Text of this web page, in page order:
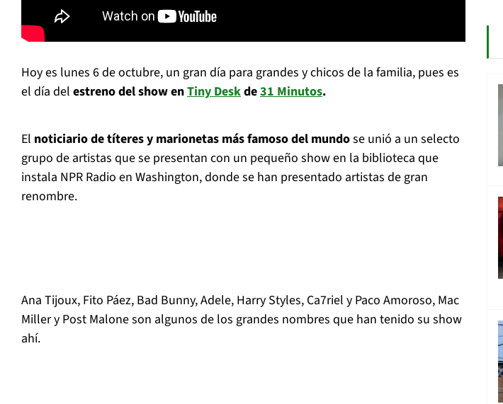
Hoy es lunes 6 de octubre, un gran día para grandes y chicos de la familia, pues es
el día del estreno del show enTiny Deskde31 Minutos.
El noticiario de títeres y marionetas más famoso del mundose unió a un selecto
grupo de artistas que se presentan con un pequeño show en la biblioteca que
instala NPR Radio en Washington, donde se han presentado artistas de gran
renombre.
Ana Tijoux, Fito Páez, Bad Bunny, Adele, Harry Styles, Ca7riel y Paco Amoroso, Mac
Miller y Post Malone son algunos de los grandes nombres que han tenido su show
ahí.